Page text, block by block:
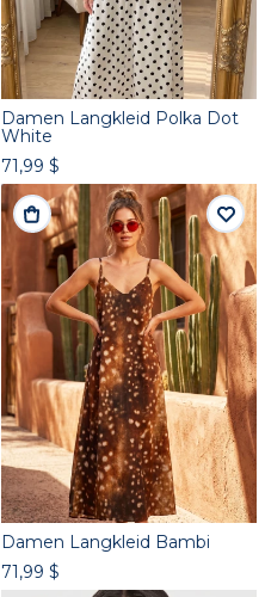
Damen Langkleid Polka Dot
White
71,99 $
Damen Langkleid Bambi
71,99 $